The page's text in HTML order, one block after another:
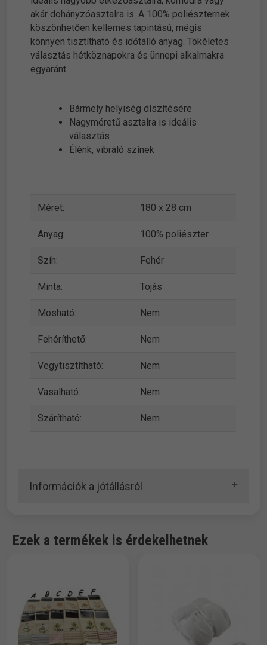
akár dohányzóasztalra is. A 100% poliészternek
köszönhetően kellemes tapintású, mégis
könnyen tisztítható és időtálló anyag. Tökéletes
választás hétköznapokra és ünnepi alkalmakra
egyaránt.
Bármely helyiség díszítésére
Nagyméretű asztalra is ideális
választás
Élénk, vibráló színek
Méret: 180 x 28 cm
Anyag: 100% poliészter
Szín: Fehér
Minta: Tojás
Mosható: Nem
Fehéríthető: Nem
Vegytisztítható: Nem
Vasalható: Nem
Szárítható: Nem
Információk a jótállásról
Ezek a termékek is érdekelhetnek